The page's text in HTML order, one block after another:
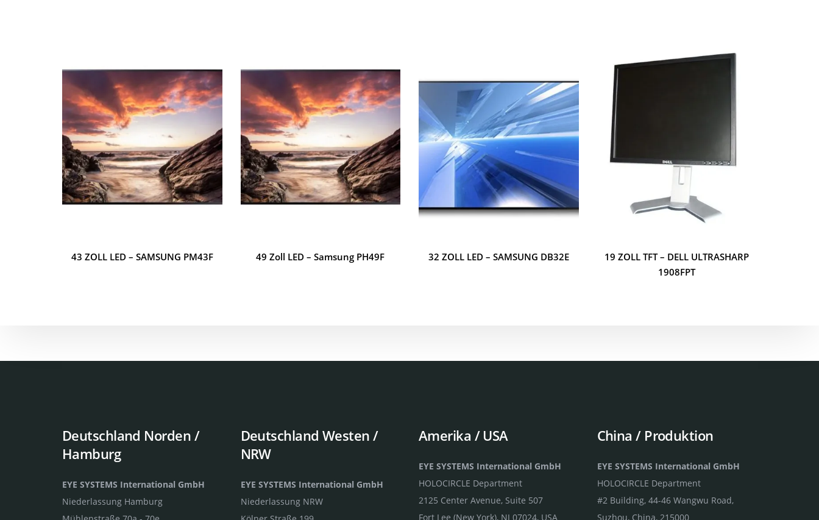
43 ZOLL LED – SAMSUNG PM43F 49 Zoll LED – Samsung PH49F 32 ZOLL LED – SAMSUNG DB32E
19 ZOLL TFT – DELL ULTRASHARP
1908FPT
Deutschland Norden /
Hamburg
EYE SYSTEMS International GmbH
Niederlassung Hamburg
Deutschland Westen /
NRW
EYE SYSTEMS International GmbH
Niederlassung NRW
Amerika / USA
EYE SYSTEMS International GmbH
HOLOCIRCLE Department
2125 Center Avenue, Suite 507
Fort Lee (New York), NJ 07024, USA
China / Produktion
EYE SYSTEMS International GmbH
HOLOCIRCLE Department
#2 Building, 44-46 Wangwu Road,
Suzhou, China, 215000